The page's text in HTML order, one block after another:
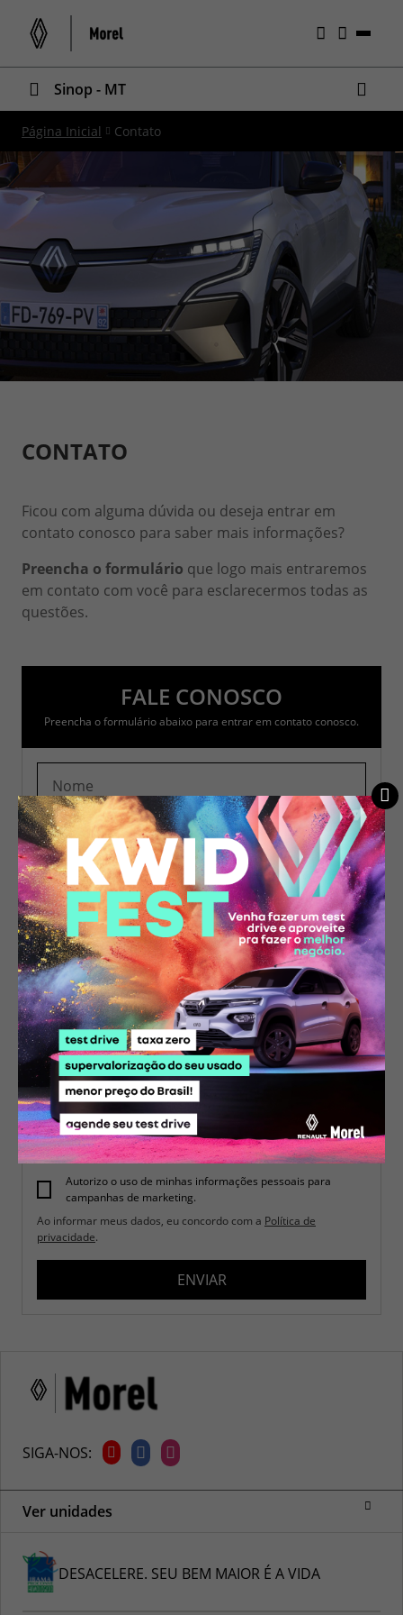
Sinop - MT
Página Inicial Contato
CONTATO
Ficou com alguma dúvida ou deseja entrar em
contato conosco para saber mais informações?
Preencha o formulário que logo mais entraremos
em contato com você para esclarecermos todas as
questões.
FALE CONOSCO
Preencha o formulário abaixo para entrar em contato conosco.
Motivo do contato
Quero receber contato por:
E-mail Whatsapp
Autorizo o uso de minhas informações pessoais para
campanhas de marketing.
Ao informar meus dados, eu concordo com a Política de
privacidade.
ENVIAR
Ver unidades
SIGA-NOS:
DESACELERE. SEU BEM MAIOR É A VIDA